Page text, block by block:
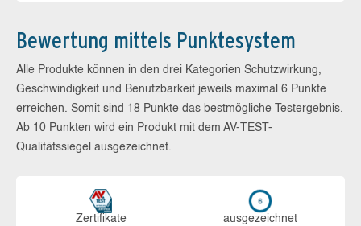
Bewertung mittels Punktesystem
Alle Produkte können in den drei Kategorien Schutzwirkung,
Geschwindigkeit und Benutzbarkeit jeweils maximal 6 Punkte
erreichen. Somit sind 18 Punkte das bestmögliche Testergebnis.
Ab 10 Punkten wird ein Produkt mit dem AV-TEST-
Qualitätssiegel ausgezeichnet.
Zerti­fikate aus­ge­zeich­net